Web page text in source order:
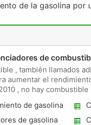
de la gasolina por
de
, también llamados
aumentar el
, no hay
de gasolina
de gasolina